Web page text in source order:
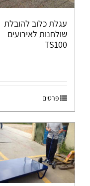
עגלת כלוב להובלת
שולחנות לאירועים
TS100
פרטים